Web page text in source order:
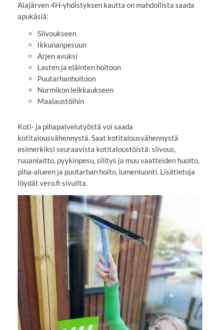
Alajärven 4H-yhdistyksen kautta on mahdollista saada
apukäsiä:
Siivoukseen
Ikkunanpesuun
Arjen avuksi
Lasten ja eläinten hoitoon
Puutarhanhoitoon
Nurmikon leikkaukseen
Maalaustöihin
Koti- ja pihapalvelutyöstä voi saada
kotitalousvähennystä. Saat kotitalousvähennystä
esimerkiksi seuraavista kotitaloustöistä: siivous,
ruuanlaitto, pyykinpesu, silitys ja muu vaatteiden huolto,
piha-alueen ja puutarhan hoito, lumenluonti. Lisätietoja
löydät vero.fi sivuilta.